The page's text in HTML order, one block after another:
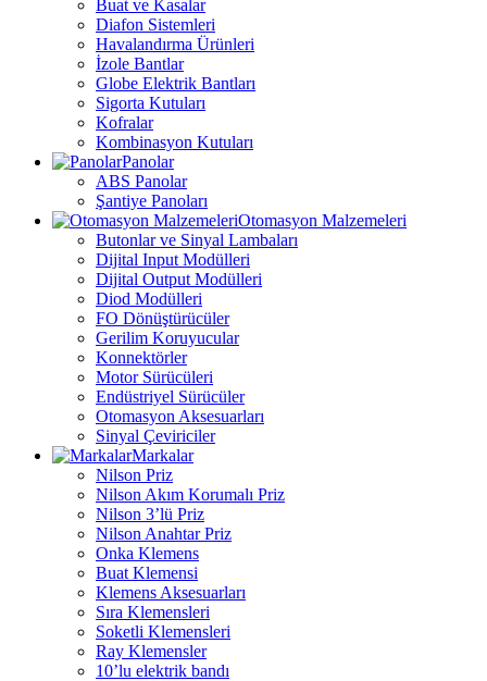
Buat ve Kasalar
Diafon Sistemleri
Havalandırma Ürünleri
İzole Bantlar
Globe Elektrik Bantları
Sigorta Kutuları
Kofralar
Kombinasyon Kutuları
Panolar
ABS Panolar
Şantiye Panoları
Otomasyon Malzemeleri
Butonlar ve Sinyal Lambaları
Dijital Input Modülleri
Dijital Output Modülleri
Diod Modülleri
FO Dönüştürücüler
Gerilim Koruyucular
Konnektörler
Motor Sürücüleri
Endüstriyel Sürücüler
Otomasyon Aksesuarları
Sinyal Çeviriciler
Markalar
Nilson Priz
Nilson Akım Korumalı Priz
Nilson 3’lü Priz
Nilson Anahtar Priz
Onka Klemens
Buat Klemensi
Klemens Aksesuarları
Sıra Klemensleri
Soketli Klemensleri
Ray Klemensler
10’lu elektrik bandı